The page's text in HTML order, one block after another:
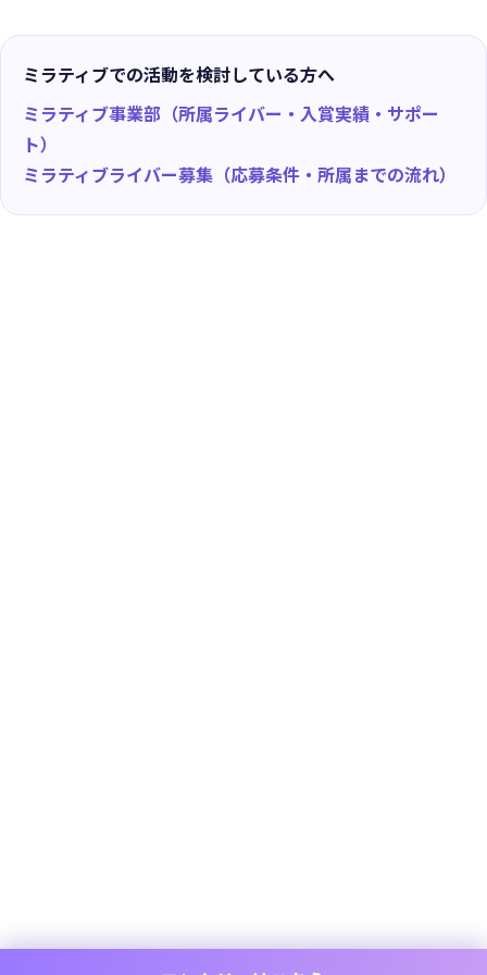
ミラティブでの活動を検討している方へ
ミラティブ事業部（所属ライバー・入賞実績・サポー
ト）
ミラティブライバー募集（応募条件・所属までの流れ）